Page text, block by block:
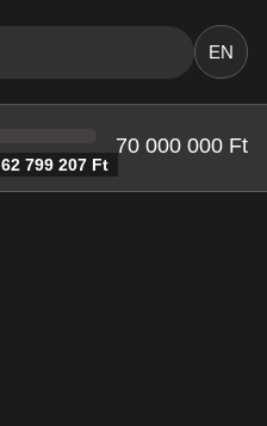
EN
62 799 207 Ft
70 000 000 Ft